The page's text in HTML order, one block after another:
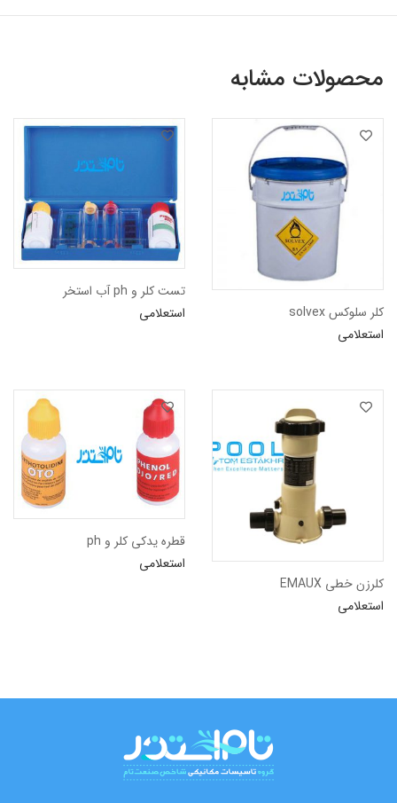
محصولات مشابه
کلر سلوکس solvex
استعلامی
تست کلر و ph آب استخر
استعلامی
کلرزن خطی EMAUX
استعلامی
قطره یدکی کلر و ph
استعلامی